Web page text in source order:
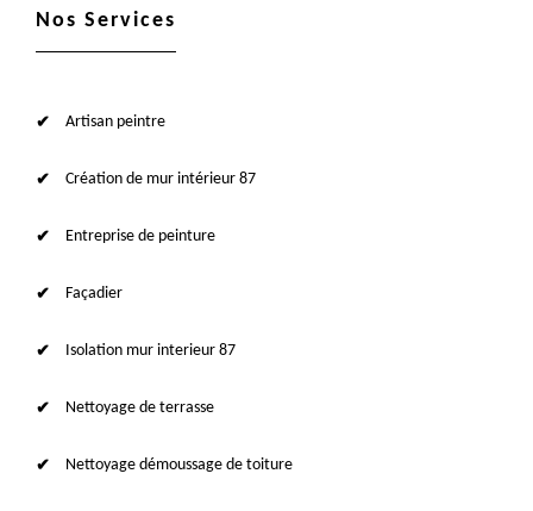
Nos Services
Artisan peintre
Création de mur intérieur 87
Entreprise de peinture
Façadier
Isolation mur interieur 87
Nettoyage de terrasse
Nettoyage démoussage de toiture